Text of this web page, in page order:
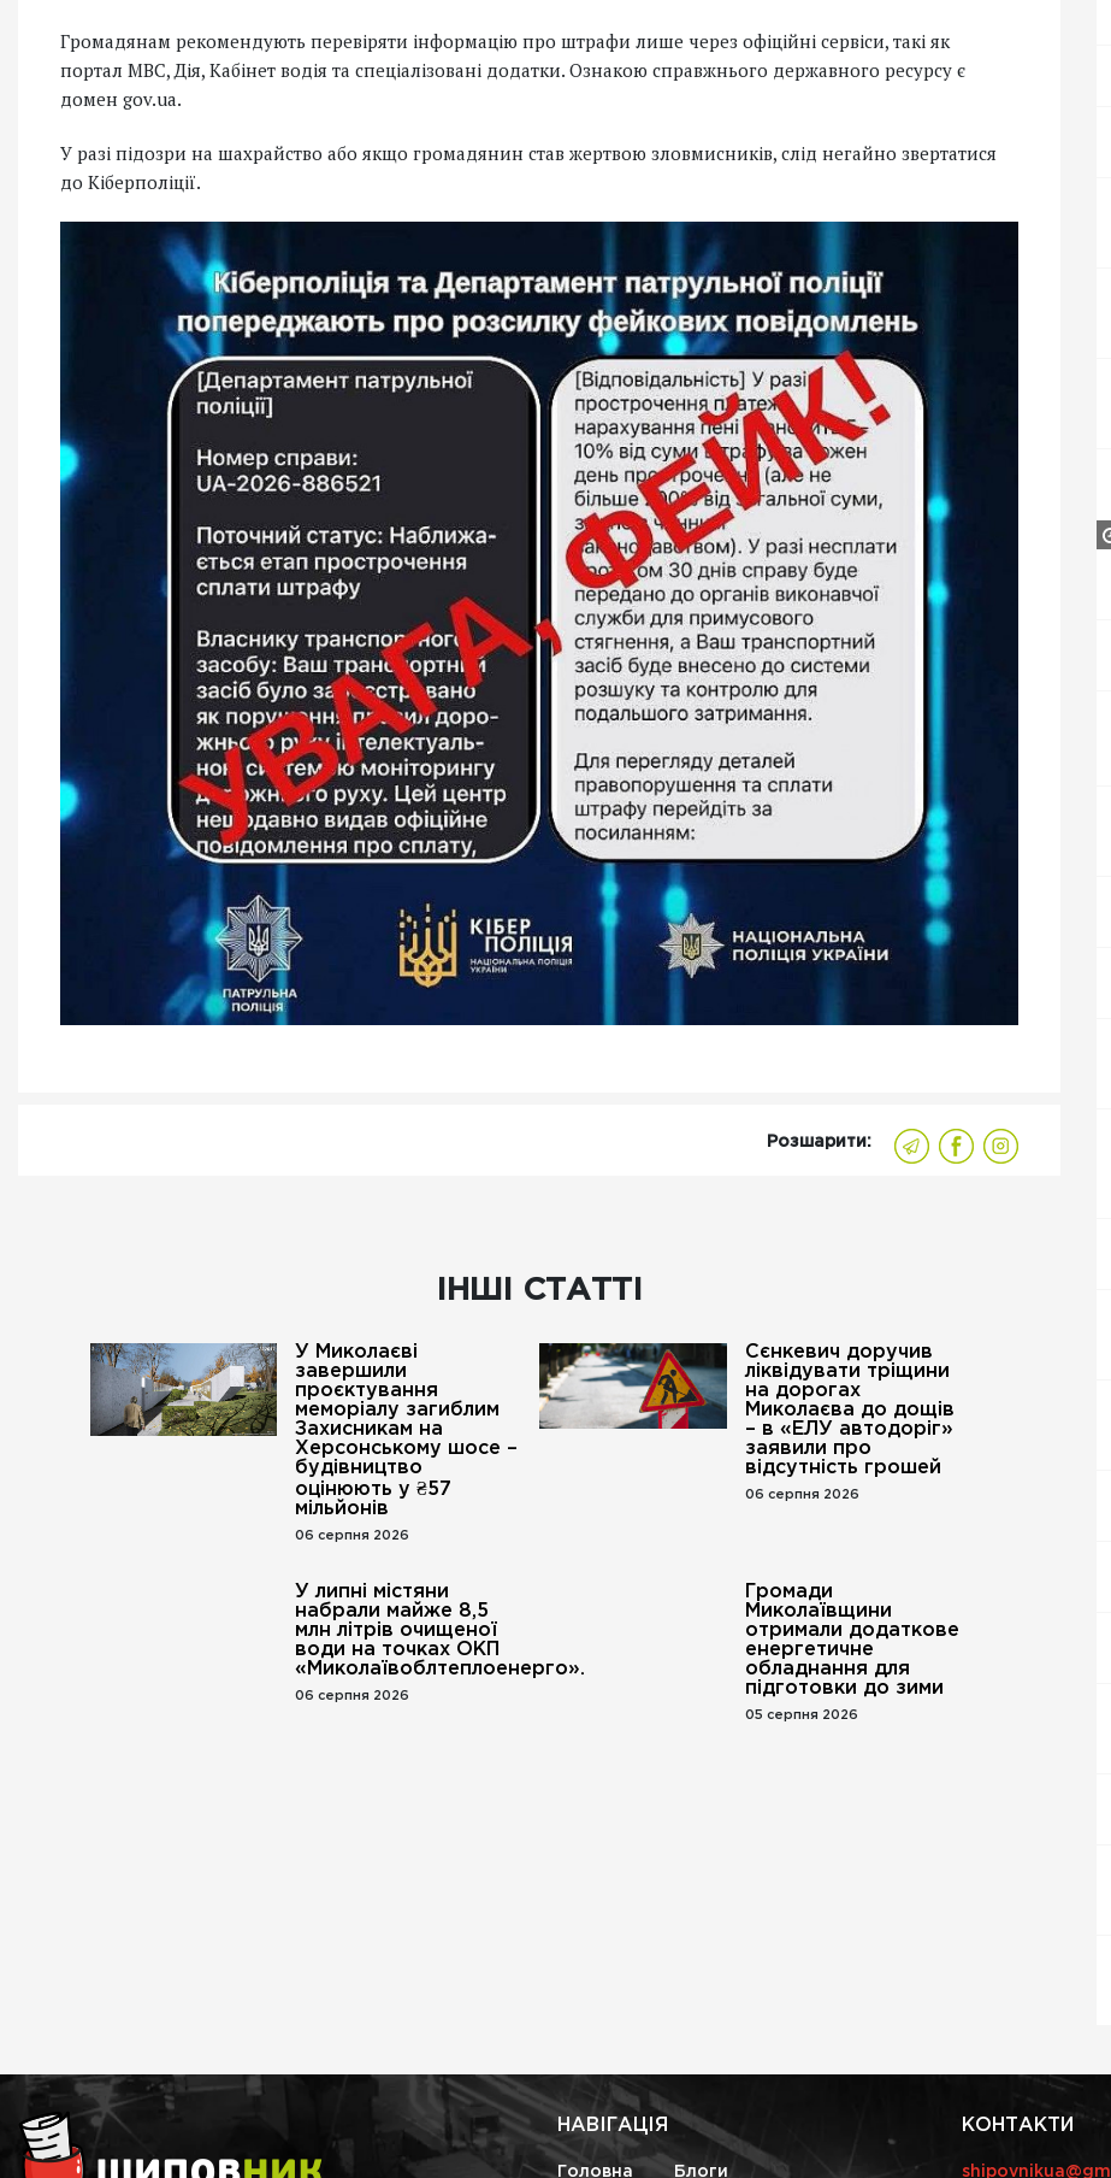
Громадянам рекомендують перевіряти інформацію про штрафи лише через офіційні сервіси, такі як
портал МВС, Дія, Кабінет водія та спеціалізовані додатки. Ознакою справжнього державного ресурсу є
домен gov.ua.
У разі підозри на шахрайство або якщо громадянин став жертвою зловмисників, слід негайно звертатися
до Кіберполіції.
Розшарити:
ІНШІ СТАТТІ
У Миколаєві
завершили
проєктування
меморіалу загиблим
Захисникам на
Херсонському шосе –
будівництво
оцінюють у ₴57
мільйонів
06 серпня 2026
Сєнкевич доручив
ліквідувати тріщини
на дорогах
Миколаєва до дощів
– в «ЕЛУ автодоріг»
заявили про
відсутність грошей
06 серпня 2026
У липні містяни
набрали майже 8,5
млн літрів очищеної
води на точках ОКП
«Миколаївоблтеплоенерго».
06 серпня 2026
Громади
Миколаївщини
отримали додаткове
енергетичне
обладнання для
підготовки до зими
05 серпня 2026
НАВІГАЦІЯ
Головна Блоги
КОНТАКТИ